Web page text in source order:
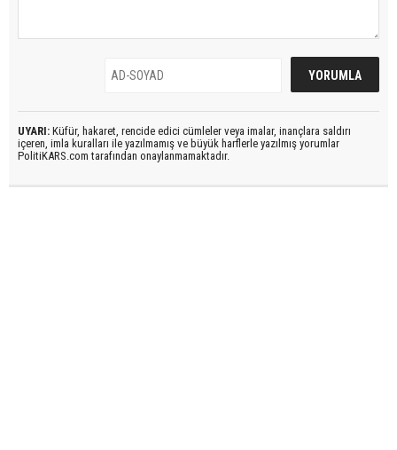
UYARI: Küfür, hakaret, rencide edici cümleler veya imalar, inançlara saldırı
içeren, imla kuralları ile yazılmamış ve büyük harflerle yazılmış yorumlar
PolitiKARS.com tarafından onaylanmamaktadır.